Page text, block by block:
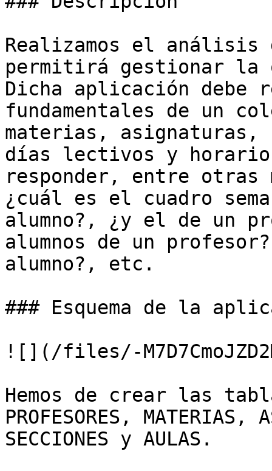
Realizamos el análisis
permitirá gestionar la
Dicha aplicación debe
fundamentales de un
materias, asignaturas,
días lectivos y
responder, entre otras
¿cuál es el cuadro
alumno?, ¿y el de un
alumnos de un
alumno?, etc.
### Esquema de la
![](/files/-
Hemos de crear las
PROFESORES, MATERIAS,
SECCIONES y AULAS.